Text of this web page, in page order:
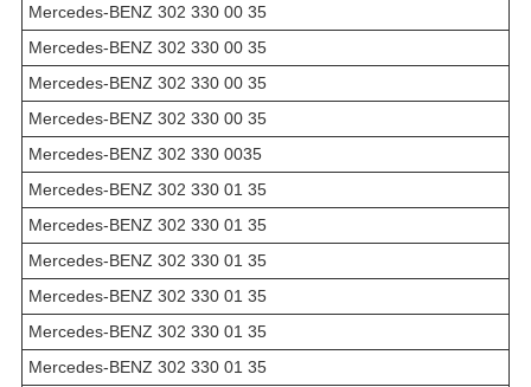
Mercedes-BENZ 302 330 00 35
Mercedes-BENZ 302 330 00 35
Mercedes-BENZ 302 330 00 35
Mercedes-BENZ 302 330 00 35
Mercedes-BENZ 302 330 0035
Mercedes-BENZ 302 330 01 35
Mercedes-BENZ 302 330 01 35
Mercedes-BENZ 302 330 01 35
Mercedes-BENZ 302 330 01 35
Mercedes-BENZ 302 330 01 35
Mercedes-BENZ 302 330 01 35